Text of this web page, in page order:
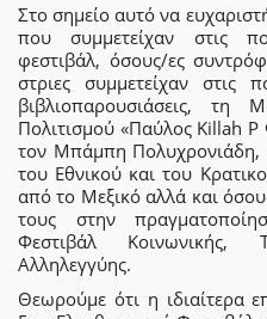
Στο σημείο αυτό να
που συμμετείχαν στις
φεστιβάλ, όσους/ες
στριες συμμετείχαν στις
βιβλιοπαρουσιάσεις,
Πολιτισμού «Παύλος Killah
τον Μπάμπη Πολυχρονιάδη,
του Εθνικού και του
από το Μεξικό αλλά και
τους στην
Φεστιβάλ Κοινωνικής,
Αλληλεγγύης.
Θεωρούμε ότι η ιδιαίτερα